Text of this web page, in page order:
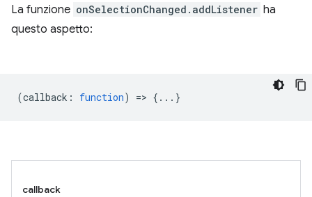
La funzione onSelectionChanged.addListener ha
questo aspetto:
(callback : function) => {...}
callback